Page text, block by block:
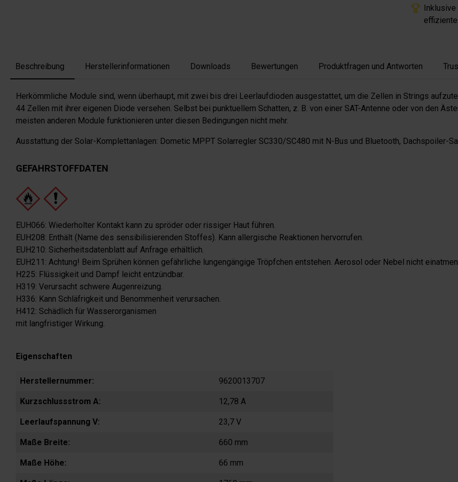
Beschreibung Herstellerinformationen Downloads Bewertungen Produktfragen und Antworten
Herkömmliche Module sind, wenn überhaupt, mit zwei bis drei Leerlaufdioden ausgestattet, um die Zellen in Strings
44 Zellen mit ihrer eigenen Diode versehen. Selbst bei punktuellem Schatten, z. B. von einer SAT-Antenne oder von den
meisten anderen Module funktionieren unter diesen Bedingungen nicht mehr.
Ausstattung der Solar-Komplettanlagen: Dometic MPPT Solarregler SC330/SC480 mit N-Bus und Bluetooth, Dachspoiler-
GEFAHRSTOFFDATEN
EUH066: Wiederholter Kontakt kann zu spröder oder rissiger Haut führen.
EUH208: Enthält (Name des sensibilisierenden Stoffes). Kann allergische Reaktionen hervorrufen.
EUH210: Sicherheitsdatenblatt auf Anfrage erhältlich.
EUH211: Achtung! Beim Sprühen können gefährliche lungengängige Tröpfchen entstehen. Aerosol oder Nebel nicht
H225: Flüssigkeit und Dampf leicht entzündbar.
H319: Verursacht schwere Augenreizung.
H336: Kann Schläfrigkeit und Benommenheit verursachen.
H412: Schädlich für Wasserorganismen
mit langfristiger Wirkung.
Eigenschaften
Herstellernummer: 9620013707
Kurzschlussstrom A: 12,78 A
Leerlaufspannung V: 23,7 V
Maße Breite: 660 mm
Maße Höhe: 66 mm